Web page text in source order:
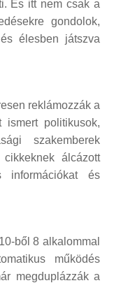
És itt nem csak a
gondolok,
élesben játszva
reklámozzák a
ismert politikusok,
szakemberek
álcázott
információkat és
ből 8 alkalommal
működés
megduplázzák a